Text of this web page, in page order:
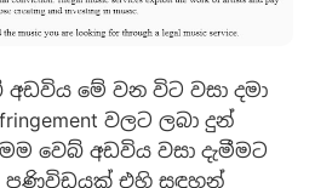
අඩවිය මේ වන විට වසා දමා
වලට ලබා දුන්
වෙබ් අඩවිය වසා දැමීමට
පණිවිඩයක් එහි සඳහන්